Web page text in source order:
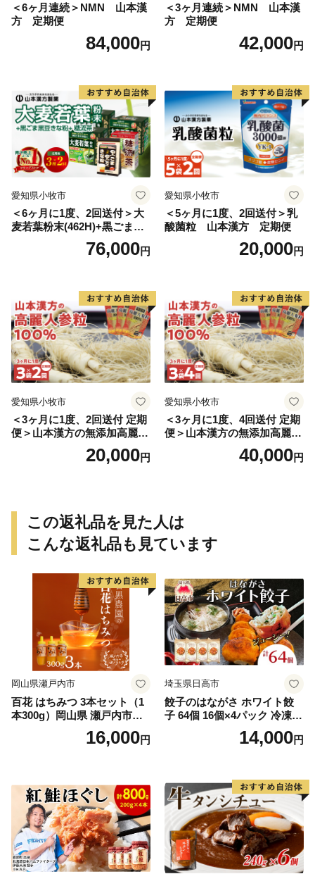
＜6ヶ月連続＞NMN 山本漢
方 定期便
84,000円
＜3ヶ月連続＞NMN 山本漢
方 定期便
42,000円
愛知県小牧市
＜6ヶ月に1度、2回送付＞大
麦若葉粉末(462H)+黒ごま黒
豆きな粉+ 糖流茶 山本漢
76,000円
愛知県小牧市
＜5ヶ月に1度、2回送付＞乳
酸菌粒 山本漢方 定期便
20,000円
愛知県小牧市
＜3ヶ月に1度、2回送付 定期
便＞山本漢方の無添加高麗人
20,000円
愛知県小牧市
＜3ヶ月に1度、4回送付 定期
便＞山本漢方の無添加高麗人
40,000円
この返礼品を見た人は
こんな返礼品も見ています
岡山県瀬戸内市
百花 はちみつ 3本セット（1
本300g）岡山県 瀬戸内市産
石黒農園 ヨーグルト パン 砂
糖の代わり 香り高い いい香
16,000円
埼玉県日高市
餃子のはながさ ホワイト餃
子 64個 16個×4パック 冷凍
中華 点心 B級グルメ ご当地
野菜 おつまみ おかず 簡単調
ー ギフト お取り寄せ 日高市
14,000円